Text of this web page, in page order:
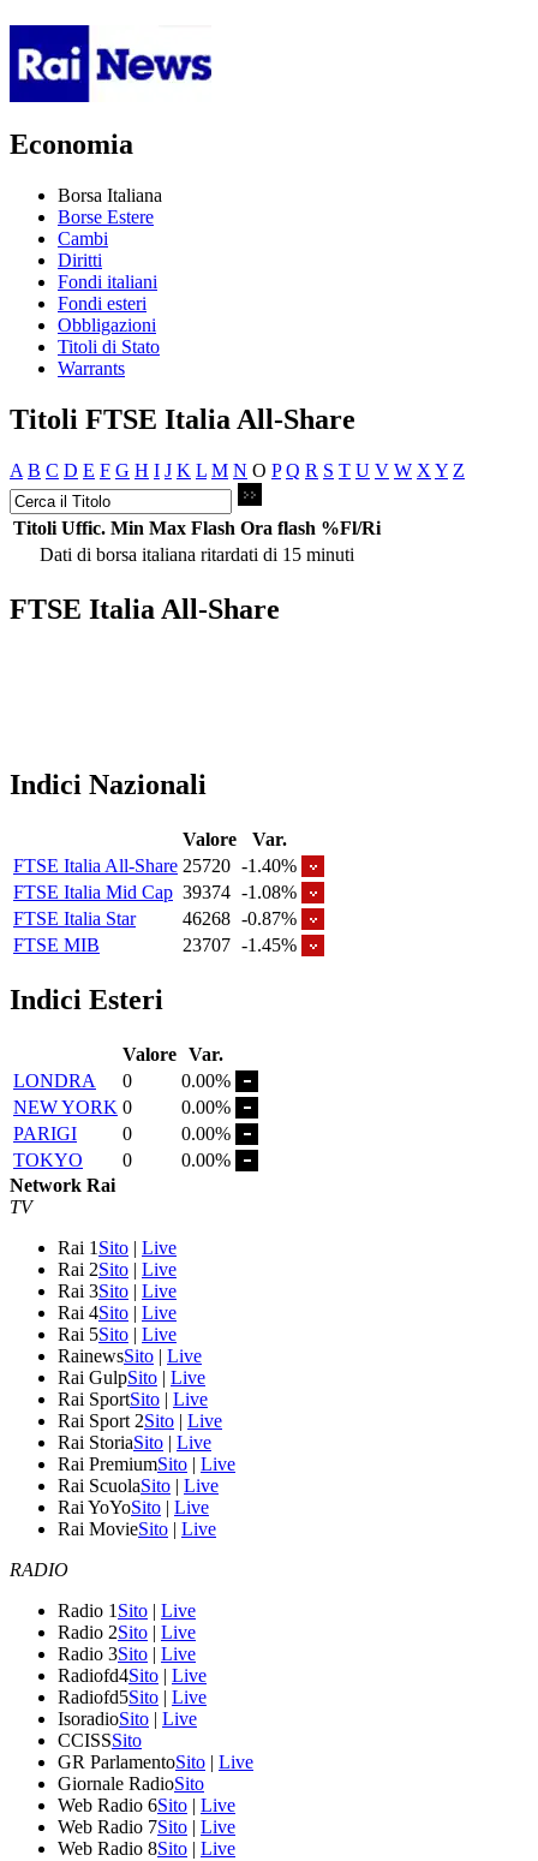
Economia
Borsa Italiana
Borse Estere
Cambi
Diritti
Fondi italiani
Fondi esteri
Obbligazioni
Titoli di Stato
Warrants
Titoli FTSE Italia All-Share
A B C D E F G H I J K L M N O P Q R S T U V W X Y Z
Titoli Uffic. Min Max Flash Ora flash %Fl/Ri
Dati di borsa italiana ritardati di 15 minuti
FTSE Italia All-Share
Indici Nazionali
Valore
Var.
FTSE Italia All-Share 25720 -1.40%
FTSE Italia Mid Cap 39374 -1.08%
FTSE Italia Star
46268 -0.87%
FTSE MIB
23707 -1.45%
Indici Esteri
Valore Var.
LONDRA
0
0.00%
NEW YORK 0
0.00%
PARIGI
0
0.00%
TOKYO
0
0.00%
Network Rai
TV
Rai 1 Sito | Live
Rai 2Sito | Live
Rai 3Sito | Live
Rai 4Sito | Live
Rai 5Sito | Live
RainewsSito | Live
Rai GulpSito | Live
Rai SportSito | Live
Rai Sport 2Sito | Live
Rai StoriaSito | Live
Rai PremiumSito | Live
Rai ScuolaSito | Live
Rai YoYoSito | Live
Rai MovieSito | Live
RADIO
Radio 1 Sito | Live
Radio 2Sito | Live
Radio 3Sito | Live
Radiofd4Sito | Live
Radiofd5Sito | Live
IsoradioSito | Live
CCISSSito
GR ParlamentoSito | Live
Giornale RadioSito
Web Radio 6Sito | Live
Web Radio 7Sito | Live
Web Radio 8Sito | Live